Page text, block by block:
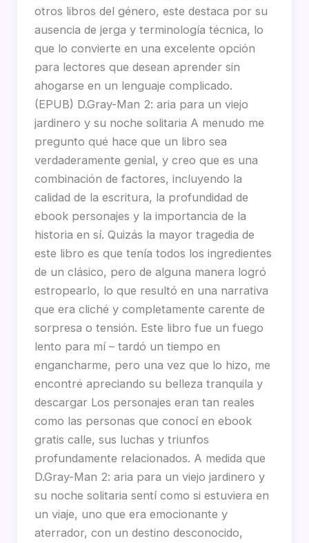
otros libros del género, este destaca por su
ausencia de jerga y terminología técnica, lo
que lo convierte en una excelente opción
para lectores que desean aprender sin
ahogarse en un lenguaje complicado.
(EPUB) D.Gray-Man 2: aria para un viejo
jardinero y su noche solitaria A menudo me
pregunto qué hace que un libro sea
verdaderamente genial, y creo que es una
combinación de factores, incluyendo la
calidad de la escritura, la profundidad de
ebook personajes y la importancia de la
historia en sí. Quizás la mayor tragedia de
este libro es que tenía todos los ingredientes
de un clásico, pero de alguna manera logró
estropearlo, lo que resultó en una narrativa
que era cliché y completamente carente de
sorpresa o tensión. Este libro fue un fuego
lento para mí – tardó un tiempo en
engancharme, pero una vez que lo hizo, me
encontré apreciando su belleza tranquila y
descargar Los personajes eran tan reales
como las personas que conocí en ebook
gratis calle, sus luchas y triunfos
profundamente relacionados. A medida que
D.Gray-Man 2: aria para un viejo jardinero y
su noche solitaria sentí como si estuviera en
un viaje, uno que era emocionante y
aterrador, con un destino desconocido,